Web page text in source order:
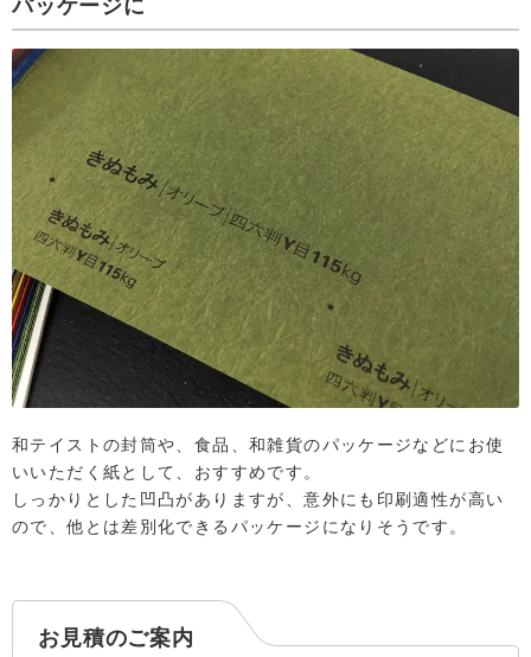
パッケージに
和テイストの封筒や、食品、和雑貨のパッケージなどにお使
いいただく紙として、おすすめです。
しっかりとした凹凸がありますが、意外にも印刷適性が高い
ので、他とは差別化できるパッケージになりそうです。
お見積のご案内